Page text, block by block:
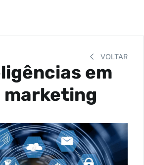
VOLTAR
em
marketing